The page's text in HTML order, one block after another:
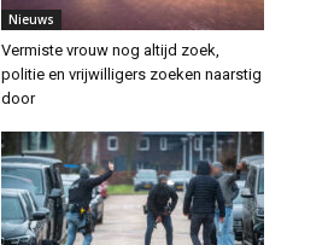
Nieuws
Vermiste vrouw nog altijd zoek,
politie en vrijwilligers zoeken naarstig
door